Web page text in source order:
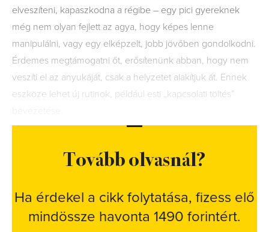
elveszíteni, kapaszkodna a régibe – egy pici gyereknek
még nem olyan fejlett az agya, hogy képes lenne
manipulálni, vagy egy elképzelt, jobb jövőben gondolkodni.
Érdemes megtámogatni őt, erősítenünk abban, hogy nem
veszíti el az anyukáját, csak a helyzetet alakítjuk át. Ennek
eszköze lehet új rutinok, például esti „kapcsolati töltés”
Tovább olvasnál?
Ha érdekel a cikk folytatása, fizess elő
mindössze havonta 1490 forintért.